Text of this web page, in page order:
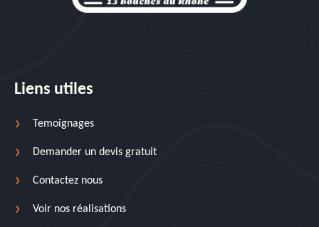
Liens utiles
Temoignages
Demander un devis gratuit
Contactez nous
Voir nos réalisations